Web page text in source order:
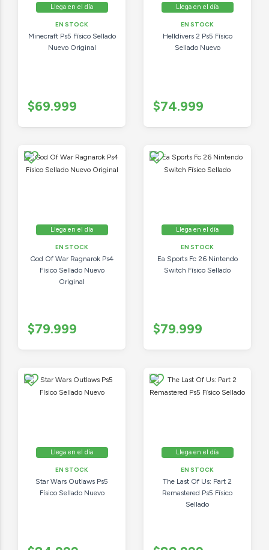
Llega en el día
EN STOCK
Minecraft Ps5 Físico Sellado
Nuevo Original
$69.999
Llega en el día
EN STOCK
Helldivers 2 Ps5 Físico
Sellado Nuevo
$74.999
Llega en el día
EN STOCK
God Of War Ragnarok Ps4
Físico Sellado Nuevo
Original
$79.999
Llega en el día
EN STOCK
Ea Sports Fc 26 Nintendo
Switch Físico Sellado
$79.999
Llega en el día
EN STOCK
Star Wars Outlaws Ps5
Físico Sellado Nuevo
Llega en el día
EN STOCK
The Last Of Us: Part 2
Remastered Ps5 Físico
Sellado